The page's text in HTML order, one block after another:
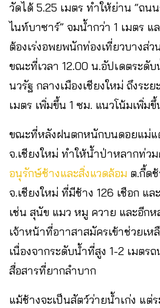
วัดได้ 5.25 เมตร ทำให้ย่าน “ถน
ไนท์บาซาร์” จมน้ำกว่า 1 เมตร แ
ต้องเร่งอพยพนักท่องเที่ยวบางส่
ขณะที่เวลา 12.00 น.อัปเดตระดั
นวรัฐ กลางเมืองเชียงใหม่ ถึงระ
เมตร เพิ่มขึ้น 1 ซม. แนวโน้มเพิ่มขึ้
ขณะที่หลังฝนตกหนักบนดอยแม่แ
จ.เชียงใหม่ ทำให้น้ำป่าหลากท่ว
อนุรักษ์ช้างและสิ่งแวดล้อม ต.กื้ด
จ.เชียงใหม่ ที่มีช้าง 126 เชือก แ
เช่น สุนัข แมว หมู ควาย และอีก
เจ้าหน้าที่อาาสาสมัครเข้าช่วยเห
เนื่องจากระดับน้ำที่สูง 1-2 เมตร
สื่อสารที่ยากลำบาก
แม้ช้างจะเป็นสัตว์ว่ายน้ำเก่ง แต่